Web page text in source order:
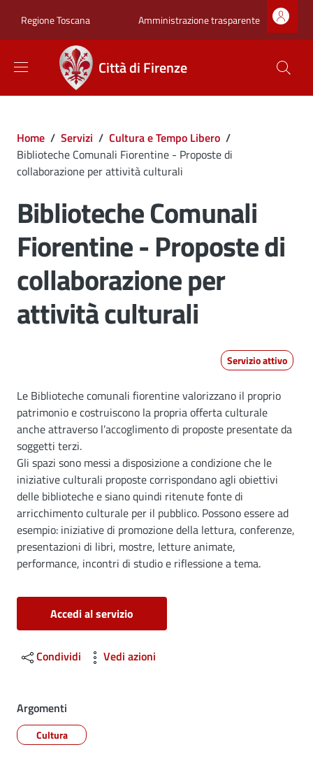
Regione Toscana Zona superiore
Amministrazione trasparente
Città di Firenze
Briciole di pane
Home / Servizi / Cultura e Tempo Libero /
Biblioteche Comunali Fiorentine - Proposte di
collaborazione per attività culturali
Biblioteche Comunali
Fiorentine - Proposte di
collaborazione per
attività culturali
Servizio attivo
Dettagli
Le Biblioteche comunali fiorentine valorizzano il proprio
patrimonio e costruiscono la propria offerta culturale
anche attraverso l’accoglimento di proposte presentate da
soggetti terzi.
Gli spazi sono messi a disposizione a condizione che le
iniziative culturali proposte corrispondano agli obiettivi
delle biblioteche e siano quindi ritenute fonte di
arricchimento culturale per il pubblico. Possono essere ad
esempio: iniziative di promozione della lettura, conferenze,
presentazioni di libri, mostre, letture animate,
performance, incontri di studio e riflessione a tema.
Accedi al servizio
Condividi Vedi azioni
Argomenti
Cultura